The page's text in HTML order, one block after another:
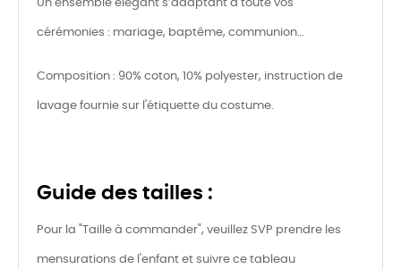
Un ensemble élégant s’adaptant à toute vos
cérémonies : mariage, baptême, communion…
Composition : 90% coton, 10% polyester, instruction de
lavage fournie sur l'étiquette du costume.
Guide des tailles :
Pour la "Taille à commander", veuillez SVP prendre les
mensurations de l'enfant et suivre ce tableau